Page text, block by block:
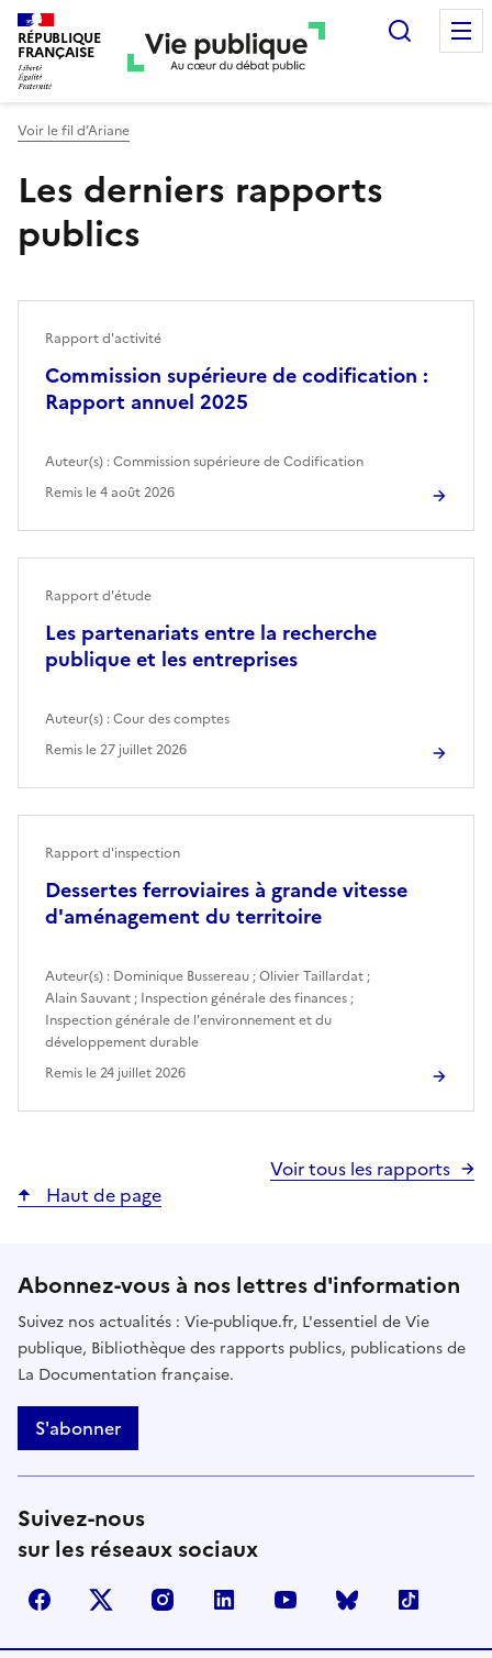
RÉPUBLIQUE
FRANÇAISE
Voir le fil d’Ariane
Les derniers rapports
publics
Commission supérieure de codification :
Rapport annuel 2025
Rapport d'activité
Auteur(s) :Commission supérieure de Codification
Remis le4 août 2026
Les partenariats entre la recherche
publique et les entreprises
Rapport d'étude
Auteur(s) :Cour des comptes
Remis le27 juillet 2026
Dessertes ferroviaires à grande vitesse
d'aménagement du territoire
Rapport d'inspection
Auteur(s) : Dominique Bussereau ;Olivier Taillardat ;
Alain Sauvant ; Inspection générale des finances ;
Inspection générale de l'environnement et du
développement durable
Remis le24 juillet 2026
Voir tous les rapports
Haut de page
Abonnez-vous à nos lettres d'information
Suivez nos actualités : Vie-publique.fr, L'essentiel de Vie
publique, Bibliothèque des rapports publics, publications de
La Documentation française.
S'abonner
Suivez-nous
sur les réseaux sociaux
facebook X (anciennement Twitter)
instagramlinkedin youtube Bluesky